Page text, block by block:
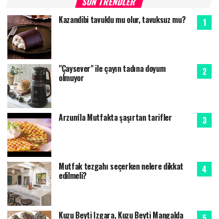
Kazandibi tavuklu mu olur, tavuksuz mu?
"Çaysever" ile çayın tadına doyum
olmuyor
Arzum'la Mutfakta şaşırtan tarifler
Mutfak tezgahı seçerken nelere dikkat
edilmeli?
Kuzu Beyti Izgara, Kuzu Beyti Mangalda